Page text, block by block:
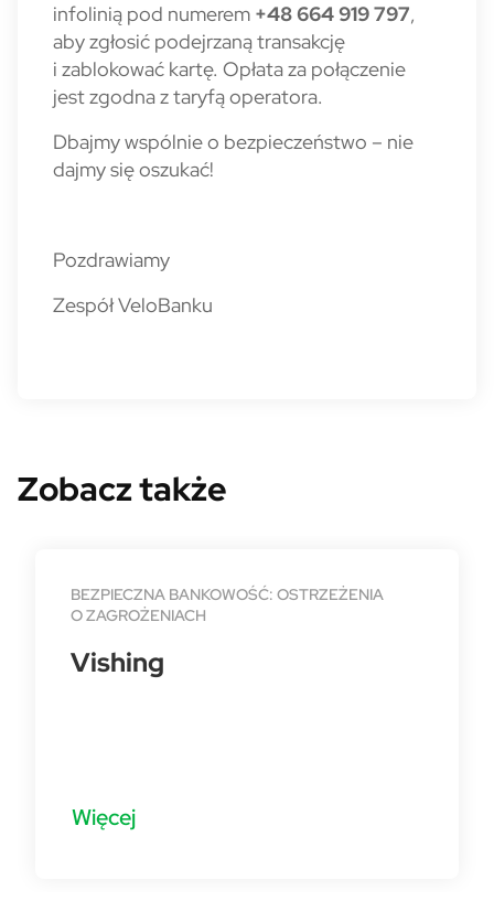
infolinią pod numerem +48 664 919 797,
aby zgłosić podejrzaną transakcję
i zablokować kartę. Opłata za połączenie
jest zgodna z taryfą operatora.
Dbajmy wspólnie o bezpieczeństwo – nie
dajmy się oszukać!
Pozdrawiamy
Zespół VeloBanku
Zobacz także
BEZPIECZNA BANKOWOŚĆ: OSTRZEŻENIA
O ZAGROŻENIACH
Vishing
Więcej